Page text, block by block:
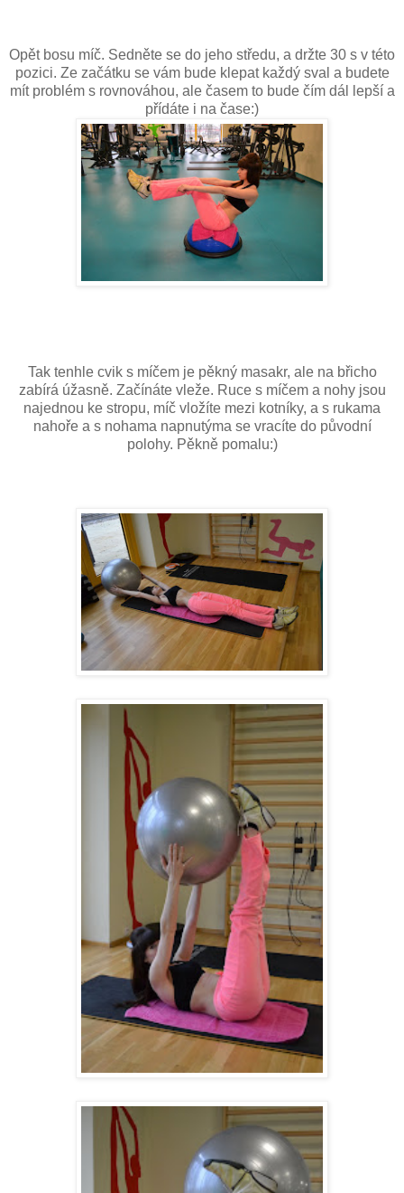
Opět bosu míč. Sedněte se do jeho středu, a držte 30 s v této
pozici. Ze začátku se vám bude klepat každý sval a budete
mít problém s rovnováhou, ale časem to bude čím dál lepší a
přídáte i na čase:)
Tak tenhle cvik s míčem je pěkný masakr, ale na břicho
zabírá úžasně. Začínáte vleže. Ruce s míčem a nohy jsou
najednou ke stropu, míč vložíte mezi kotníky, a s rukama
nahoře a s nohama napnutýma se vracíte do původní
polohy. Pěkně pomalu:)